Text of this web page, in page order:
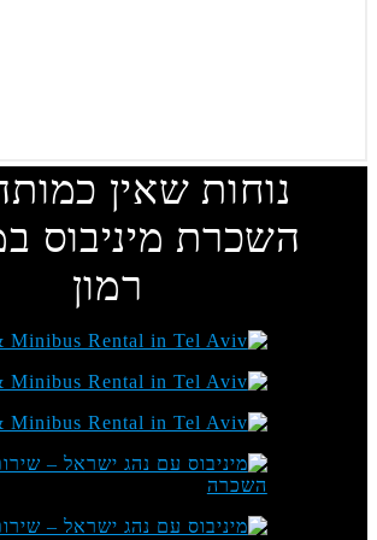
נוחות שאין כמותה עם
השכרת מיניבוס